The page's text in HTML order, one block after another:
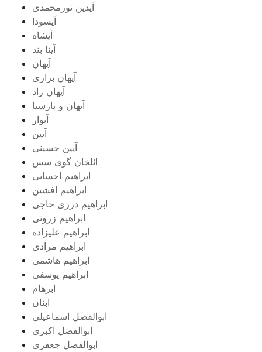
آیدین نورمحمدی
آیسودا
آیشاه
آینا بند
آیهان
آیهان بزازی
آیهان راد
آیهان و پارسیا
آیوار
آیین
آیین حسینی
ائلخان گوی سس
ابراهیم احسانی
ابراهیم افشین
ابراهیم درزی حاجی
ابراهیم زرونی
ابراهیم علیزاده
ابراهیم مرادی
ابراهیم هاشمی
ابراهیم یوسفی
ابرهام
ابنان
ابوالفضل اسماعیلی
ابوالفضل اکبری
ابوالفضل جعفری